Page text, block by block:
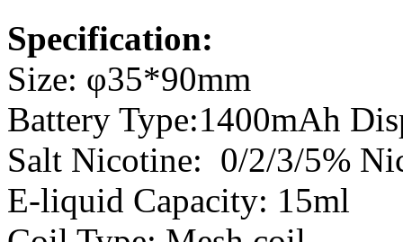
Specification:
Size: φ35*90mm
Battery Type:1400mAh
Salt Nicotine: 0/2/3/5%
E-liquid Capacity: 15ml